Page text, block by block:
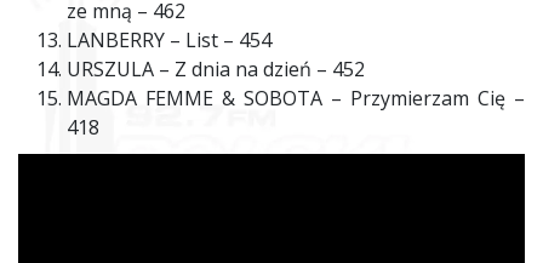
ze mną – 462
LANBERRY – List – 454
URSZULA – Z dnia na dzień – 452
MAGDA FEMME & SOBOTA – Przymierzam Cię –
418